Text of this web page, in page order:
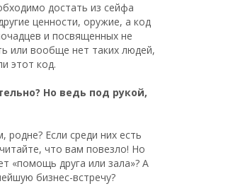
достать из сейфа
ценности, оружие, а код
и посвященных не
или вообще нет таких людей,
этот код.
Но ведь под рукой,
родне? Если среди них есть
что вам повезло! Но
«помощь друга или зала»? А
бизнес-встречу?